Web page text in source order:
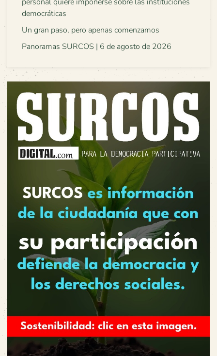
democráticas
Un gran paso, pero apenas comenzamos
Panoramas SURCOS | 6 de agosto de 2026